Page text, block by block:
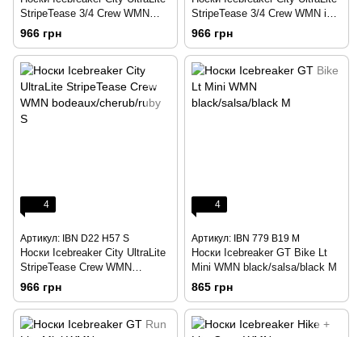
StripeTease 3/4 Crew WMN
admiral/gulf/mandarin S
966 грн
StripeTease 3/4 Crew WMN ivy
hthr/cherub S
966 грн
4
Артикул: IBN D22 H57 S
Носки Icebreaker City UltraLite
StripeTease Crew WMN
bodeaux/cherub/ruby S
966 грн
4
Артикул: IBN 779 B19 M
Носки Icebreaker GT Bike Lt
Mini WMN black/salsa/black M
865 грн